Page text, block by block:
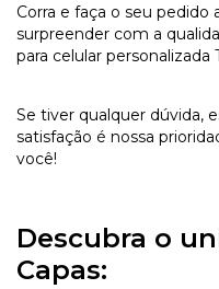
Corra e faça o seu pedido
surpreender com a
para celular personalizada
Se tiver qualquer dúvida,
satisfação é nossa
você!
Descubra o
Capas: